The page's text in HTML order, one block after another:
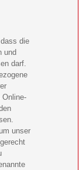
die
und
darf.
Online-
unser